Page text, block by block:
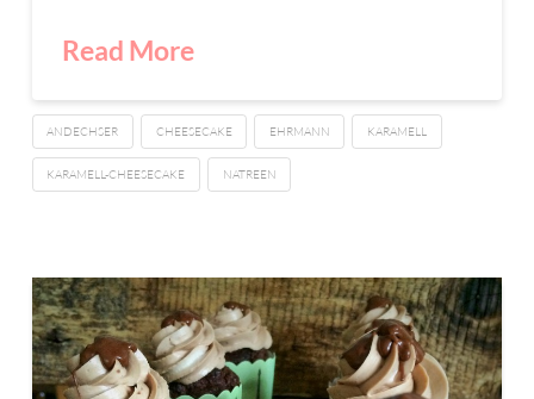
Read More
ANDECHSER CHEESECAKE EHRMANN KARAMELL
KARAMELL-CHEESECAKE NATREEN